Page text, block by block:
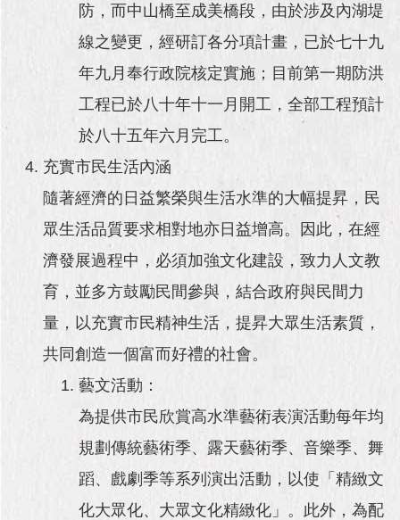
防，而中山橋至成美橋段，由於涉及內湖堤
線之變更，經研訂各分項計畫，已於七十九
年九月奉行政院核定實施；目前第一期防洪
工程已於八十年十一月開工，全部工程預計
於八十五年六月完工。
充實市民生活內涵
隨著經濟的日益繁榮與生活水準的大幅提昇，民
眾生活品質要求相對地亦日益增高。因此，在經
濟發展過程中，必須加強文化建設，致力人文教
育，並多方鼓勵民間參與，結合政府與民間力
量，以充實市民精神生活，提昇大眾生活素質，
共同創造一個富而好禮的社會。
藝文活動：
為提供市民欣賞高水準藝術表演活動每年均
規劃傳統藝術季、露天藝術季、音樂季、舞
蹈、戲劇季等系列演出活動，以使「精緻文
化大眾化、大眾文化精緻化」。此外，為配